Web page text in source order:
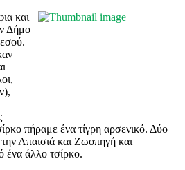
και
Δήμο
πήραμε ένα τίγρη αρσενικό. Δύο
Απαισιά και Ζωοπηγή και
ένα άλλο τσίρκο.